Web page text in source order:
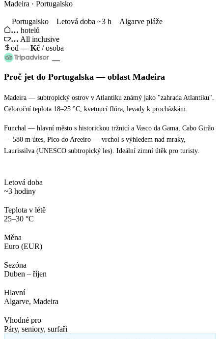
Madeira · Portugalsko
Portugalsko Letová doba ~3 h
Algarve pláže
… hotelů
… All inclusive
od—Kč / osoba
—
Proč jet do Portugalska — oblast Madeira
Madeira — subtropický ostrov v Atlantiku známý jako "zahrada Atlantiku".
Celoroční teplota 18–25 °C, kvetoucí flóra, levady k procházkám.
Funchal — hlavní město s historickou tržnicí a Vasco da Gama, Cabo Girão
— 580 m útes, Pico do Areeiro — vrchol s výhledem nad mraky,
Laurissilva (UNESCO subtropický les). Ideální zimní útěk pro turisty.
Letová doba
~3 hodiny
Teplota v létě
25–30 °C
Měna
Euro (EUR)
Sezóna
Duben – říjen
Hlavní
Algarve, Madeira
Vhodné pro
Páry, seniory, surfaři